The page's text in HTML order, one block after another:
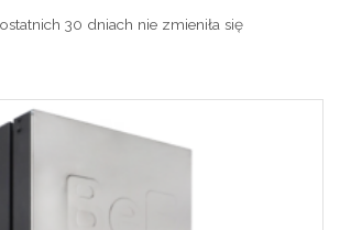
30 dniach nie zmieniła się